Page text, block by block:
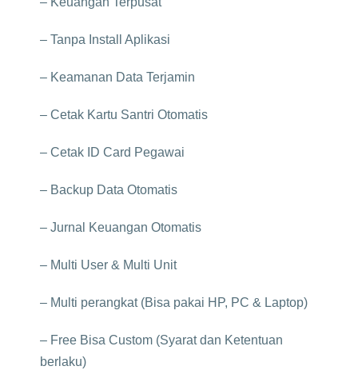
– Tanpa Install Aplikasi
– Keamanan Data Terjamin
– Cetak Kartu Santri Otomatis
– Cetak ID Card Pegawai
– Backup Data Otomatis
– Jurnal Keuangan Otomatis
– Multi User & Multi Unit
– Multi perangkat (Bisa pakai HP, PC & Laptop)
– Free Bisa Custom (Syarat dan Ketentuan
berlaku)